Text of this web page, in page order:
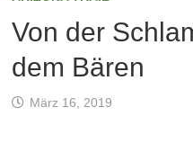
Von der
dem Bären
März 16, 2019